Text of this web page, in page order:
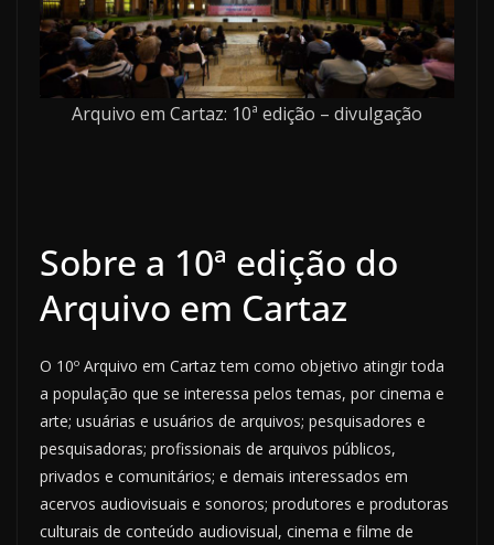
Arquivo em Cartaz: 10ª edição – divulgação
Sobre a 10ª edição do
Arquivo em Cartaz
O 10º Arquivo em Cartaz tem como objetivo atingir toda
a população que se interessa pelos temas, por cinema e
arte; usuárias e usuários de arquivos; pesquisadores e
pesquisadoras; profissionais de arquivos públicos,
privados e comunitários; e demais interessados em
acervos audiovisuais e sonoros; produtores e produtoras
culturais de conteúdo audiovisual, cinema e filme de